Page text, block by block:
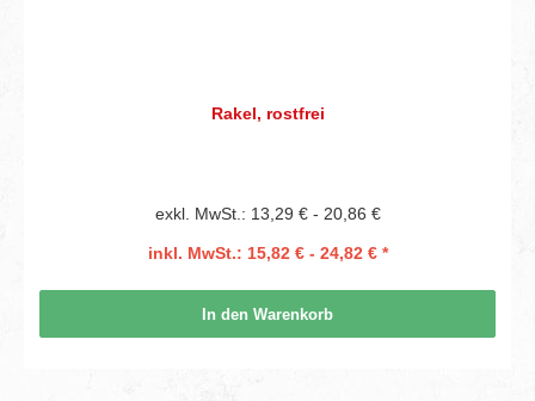
Rakel, rostfrei
exkl. MwSt.: 13,29 € - 20,86 €
inkl. MwSt.: 15,82 € - 24,82 € *
In den Warenkorb